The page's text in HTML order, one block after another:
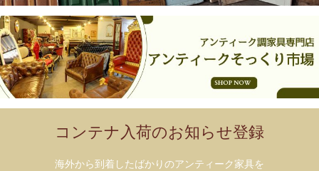
コンテナ入荷のお知らせ登録
海外から到着したばかりのアンティーク家具を